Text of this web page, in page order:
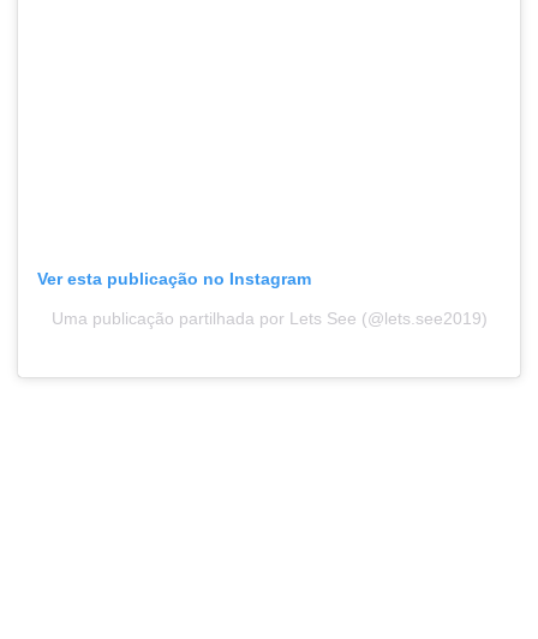
Ver esta publicação no Instagram
Uma publicação partilhada por Lets See (@lets.see2019)